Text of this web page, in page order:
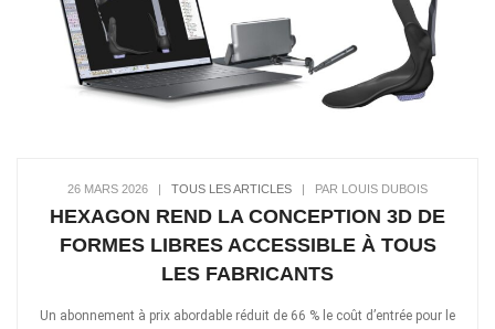
26 MARS 2026 TOUS LES ARTICLES PAR LOUIS DUBOIS
HEXAGON REND LA CONCEPTION 3D DE
FORMES LIBRES ACCESSIBLE À TOUS
LES FABRICANTS
Un abonnement à prix abordable réduit de 66 % le coût d’entrée pour le